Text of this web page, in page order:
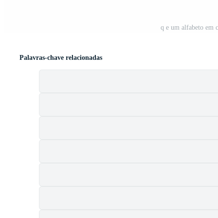
q e um alfabeto em
Palavras-chave relacionadas